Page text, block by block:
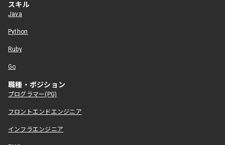
スキル
Java
Python
Ruby
Go
職種・ポジション
プログラマー(PG)
フロントエンドエンジニア
インフラエンジニア